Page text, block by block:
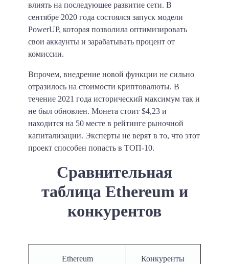
влиять на последующее развитие сети. В
сентябре 2020 года состоялся запуск модели
PowerUP, которая позволила оптимизировать
свои аккаунты и зарабатывать процент от
комиссии.
Впрочем, внедрение новой функции не сильно
отразилось на стоимости криптовалюты. В
течение 2021 года исторический максимум так и
не был обновлен. Монета стоит $4,23 и
находится на 50 месте в рейтинге рыночной
капитализации. Эксперты не верят в то, что этот
проект способен попасть в ТОП-10.
Сравнительная
таблица Ethereum и
конкурентов
Ethereum Конкуренты